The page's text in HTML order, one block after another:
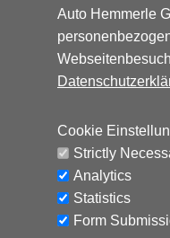
www.alternativ-
Auto
Landstraße
Auto Hemmerle
Cookie
Strictly
Analytics
Statistics
Form